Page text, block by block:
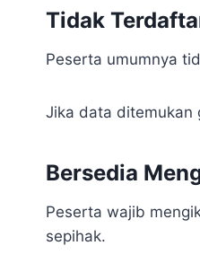
Tidak
Peserta umumnya
Jika data ditemukan
Bersedia
Peserta wajib
sepihak.